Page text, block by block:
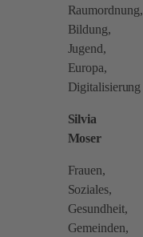
Raumordnung,
Bildung,
Jugend,
Europa,
Digitalisierung
Silvia
Moser
Frauen,
Soziales,
Gesundheit,
Gemeinden,